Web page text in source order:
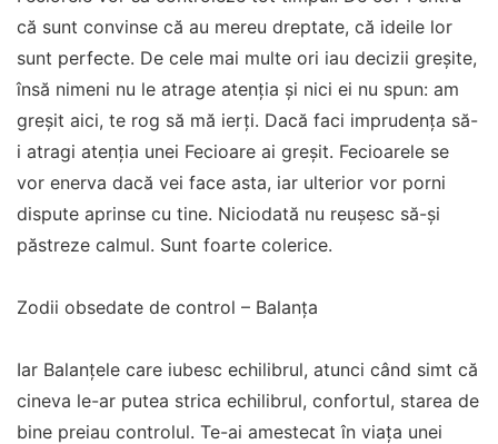
că sunt convinse că au mereu dreptate, că ideile lor
sunt perfecte. De cele mai multe ori iau decizii greșite,
însă nimeni nu le atrage atenția și nici ei nu spun: am
greșit aici, te rog să mă ierți. Dacă faci imprudența să-
i atragi atenția unei Fecioare ai greșit. Fecioarele se
vor enerva dacă vei face asta, iar ulterior vor porni
dispute aprinse cu tine. Niciodată nu reușesc să-și
păstreze calmul. Sunt foarte colerice.
Zodii obsedate de control – Balanţa
Iar Balanţele care iubesc echilibrul, atunci când simt că
cineva le-ar putea strica echilibrul, confortul, starea de
bine preiau controlul. Te-ai amestecat în viața unei